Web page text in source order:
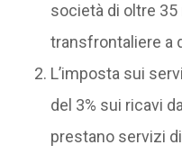
società di oltre 35
transfrontaliere a
L’imposta sui
del 3% sui ricavi
prestano servizi